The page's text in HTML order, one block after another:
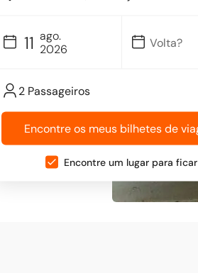
11 ago.
2026
2 Passageiros
Encontre os meus bilhetes de
Encontre um lugar para ficar